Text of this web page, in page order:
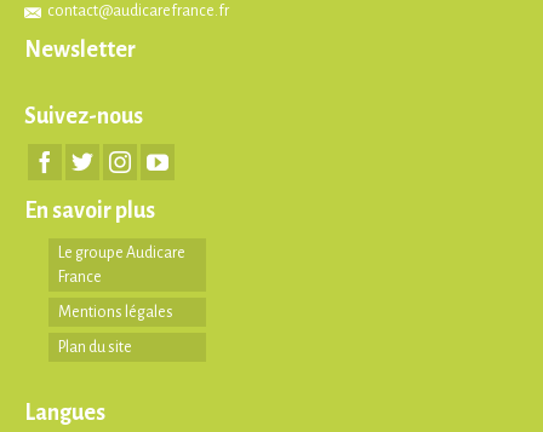
contact@audicarefrance.fr
Newsletter
Suivez-nous
En savoir plus
Le groupe Audicare
France
Mentions légales
Plan du site
Langues